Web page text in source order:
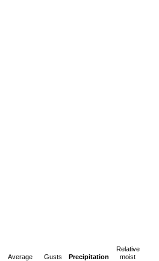
Average Gusts Precipitation
Relative
moist